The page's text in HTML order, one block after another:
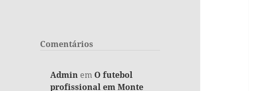
Comentários
Admin em O futebol
profissional em Monte